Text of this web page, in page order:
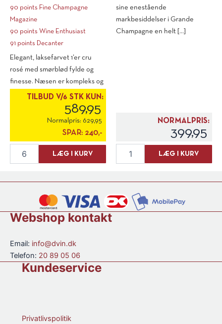
90 points Fine Champagne
Magazine
90 points Wine Enthusiast
91 points Decanter
Elegant, laksefarvet 1’er cru
rosé med smørblød fylde og
finesse. Næsen er kompleks og
TILBUD V/6 STK KUN:
589,95
Normalpris: 629,95
SPAR: 240,-
Rosé
LÆG I KURV
sine enestående
markbesiddelser i Grande
Champagne en helt [...]
NORMALPRIS:
399,95
1'er
Cru
LÆG I KURV
Webshop kontakt
Email: info@dvin.dk
Telefon: 20 89 05 06
Kundeservice
Privatlivspolitik